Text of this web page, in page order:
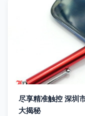
尽享精准触控 深圳
大揭秘